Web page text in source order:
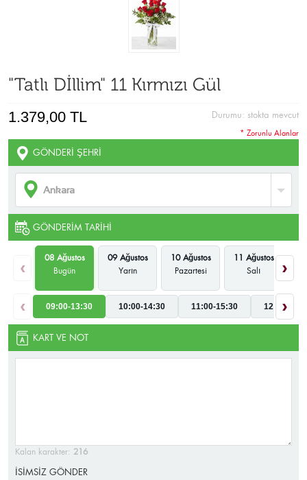
"Tatlı Dİllim" 11 Kırmızı Gül
Durumu: stokta mevcut
1.379,00 TL
GÖNDERI ŞEHRI
GÖNDERIM TARIHI
‹
08 Ağustos
Bugün
09 Ağustos
Yarın
10 Ağustos
Pazartesi
11 Ağustos
Salı
›
‹ 09:00-13:30 10:00-14:30 11:00-15:30 12:00-
›
KART VE NOT
Kalan karakter: 216
İSİMSİZ GÖNDER
* Zorunlu Alanlar